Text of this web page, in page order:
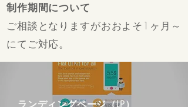
制作期間について
ご相談となりますがおおよそ1ヶ月～
にてご対応。
ランディングページ（LP）